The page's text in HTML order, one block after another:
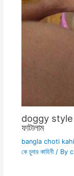
doggy style
ফাটালাম
bangla choti
কে চুদার কাহিনী/ By